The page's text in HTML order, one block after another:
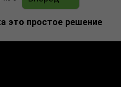
это простое решение